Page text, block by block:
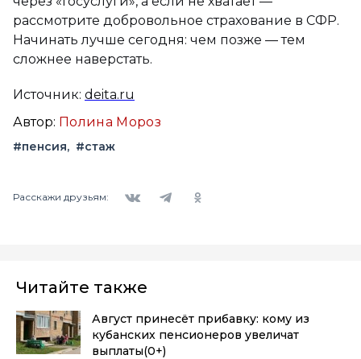
рассмотрите добровольное страхование в СФР.
Начинать лучше сегодня: чем позже — тем
сложнее наверстать.
Источник: deita.ru
Автор: Полина Мороз
#пенсия #стаж
Расскажи друзьям:
Читайте также
Август принесёт прибавку: кому из
кубанских пенсионеров увеличат
выплаты(0+)